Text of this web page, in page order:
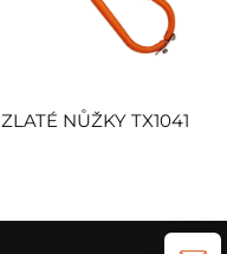
ZLATÉ NŮŽKY TX1041